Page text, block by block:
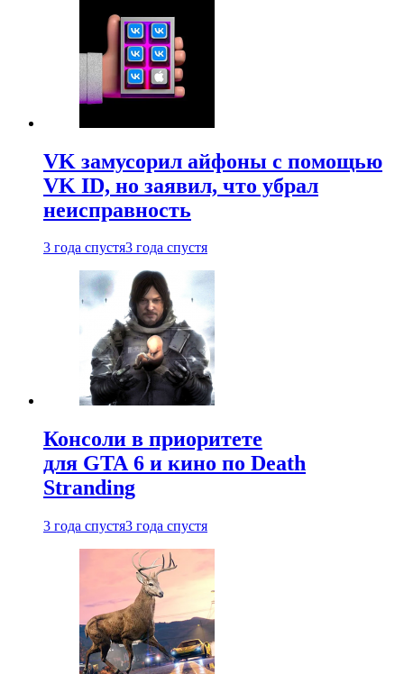
VK замусорил айфоны с помощью
VK ID, но заявил, что убрал
неисправность
3 года спустя3 года спустя
Консоли в приоритете
для GTA 6 и кино по Death
Stranding
3 года спустя3 года спустя